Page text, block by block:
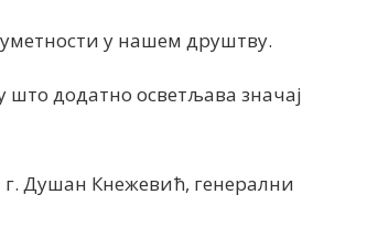
уметности у нашем друштву.
додатно осветљава значај
Душан Кнежевић, генерални